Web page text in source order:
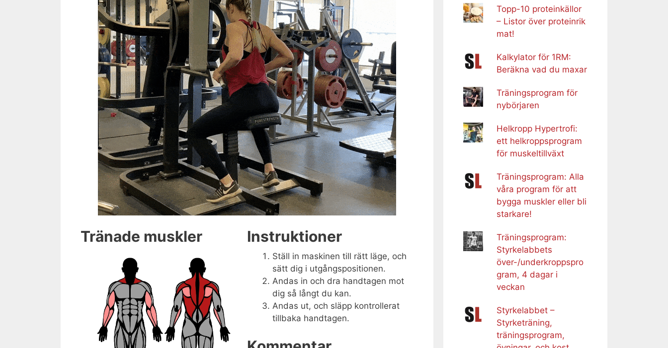
Tränade muskler Instruktioner
Ställ in maskinen till rätt läge, och
sätt dig i utgångspositionen.
Andas in och dra handtagen mot
dig så långt du kan.
Andas ut, och släpp kontrollerat
tillbaka handtagen.
Topp-10 proteinkällor
– Listor över proteinrik
mat!
Kalkylator för 1RM:
Beräkna vad du maxar
Träningsprogram för
nybörjaren
Helkropp Hypertrofi:
ett helkroppsprogram
för muskeltillväxt
Träningsprogram: Alla
våra program för att
bygga muskler eller bli
starkare!
Träningsprogram:
Styrkelabbets
över-/underkroppspro
gram, 4 dagar i
veckan
Styrkelabbet –
Styrketräning,
träningsprogram,